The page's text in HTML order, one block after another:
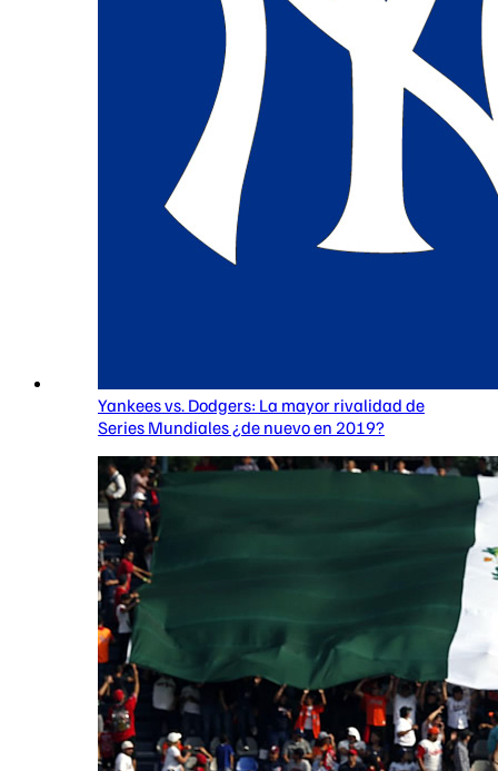
Yankees vs. Dodgers: La mayor rivalidad de
Series Mundiales ¿de nuevo en 2019?